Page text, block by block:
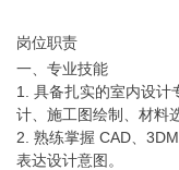
岗位职责
一、专业技能
1. 具备扎实的室内设计
计、施工图绘制、材料
2. 熟练掌握 CAD、
表达设计意图。